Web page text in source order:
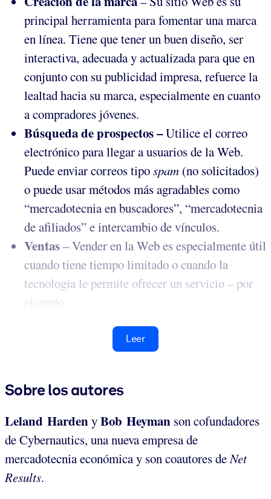
principal herramienta para fomentar una marca
en línea. Tiene que tener un buen diseño, ser
interactiva, adecuada y actualizada para que en
conjunto con su publicidad impresa, refuerce la
lealtad hacia su marca, especialmente en cuanto
a compradores jóvenes.
Búsqueda de prospectos –Utilice el correo
electrónico para llegar a usuarios de la Web.
Puede enviar correos tipospam (no solicitados)
o puede usar métodos más agradables como
“mercadotecnia en buscadores”, “mercadotecnia
de afiliados” e intercambio de vínculos.
Ventas– Vender en la Web es especialmente útil
cuando tiene tiempo limitado o cuando la
tecnología le permite ofrecer un servicio – por
ejemplo...
Leer
Sobre los autores
Leland HardenyBob Heyman son cofundadores
de Cybernautics, una nueva empresa de
mercadotecnia económica y son coautores deNet
Results.